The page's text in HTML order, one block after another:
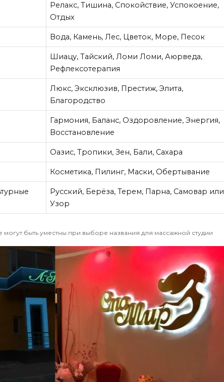
Релакс, Тишина, Спокойствие, Успокоение,
Отдых
Вода, Камень, Лес, Цветок, Море, Песок
Шиацу, Тайский, Ломи Ломи, Аюрведа,
Рефлексотерапия
Люкс, Эксклюзив, Престиж, Элита,
Благородство
Гармония, Баланс, Оздоровление, Энергия,
Восстановление
Оазис, Тропики, Зен, Бали, Сахара
Косметика, Пилинг, Маски, Обертывание
Русский, Берёза, Терем, Парна, Самовар или
Узор
быть уместны при выборе названия для массажной студии